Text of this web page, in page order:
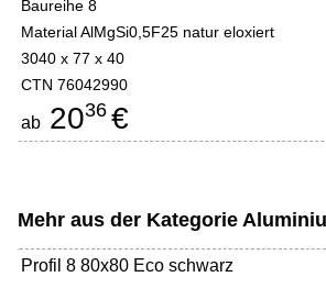
Baureihe 8
Material AlMgSi0,5F25 natur eloxiert
3040 x 77 x 40
CTN 76042990
ab 2036 €
Mehr aus der Kategorie
Profil 8 80x80 Eco schwarz